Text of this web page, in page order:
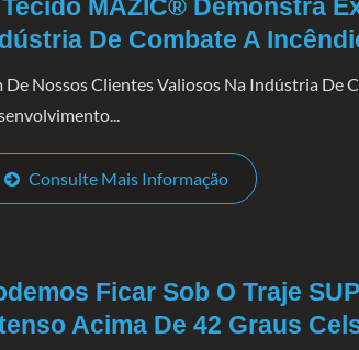
MAZIC® Demonstra
De Combate A
De Nossos Clientes Valiosos Na Indústria De
Consulte Mais Informação
Ficar Sob O Traje
Acima De 42 Graus